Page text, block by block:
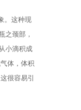
。这种现
之颈部，
小滴积成
体，体积
很容易引